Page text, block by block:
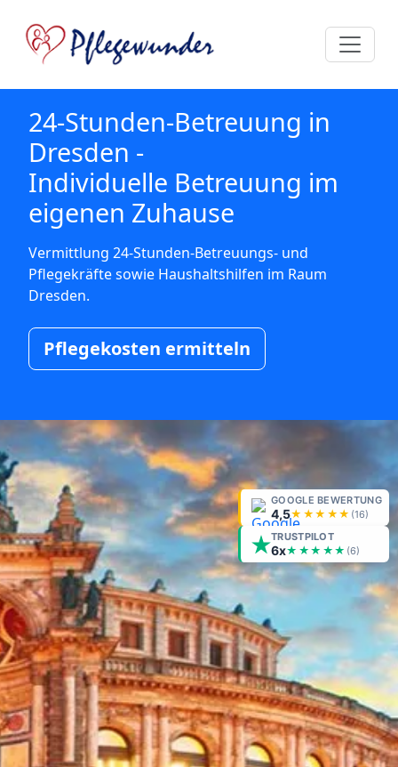
GOOGLE BEWERTUNG
4,5★★★★★ (16)
TRUSTPILOT
6x★★★★★ (6)
24-Stunden-Betreuung in
Dresden -
Individuelle Betreuung im
eigenen Zuhause
Vermittlung 24-Stunden-Betreuungs- und
Pflegekräfte sowie Haushaltshilfen im Raum
Dresden.
Pflegekosten ermitteln